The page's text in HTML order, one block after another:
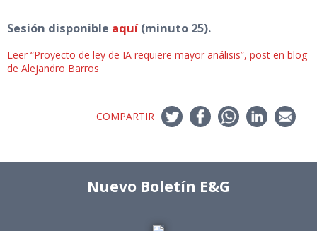
Sesión disponible aquí(minuto 25).
Leer “Proyecto de ley de IA requiere mayor análisis”, post en blog
de Alejandro Barros
COMPARTIR
Nuevo Boletín E&G